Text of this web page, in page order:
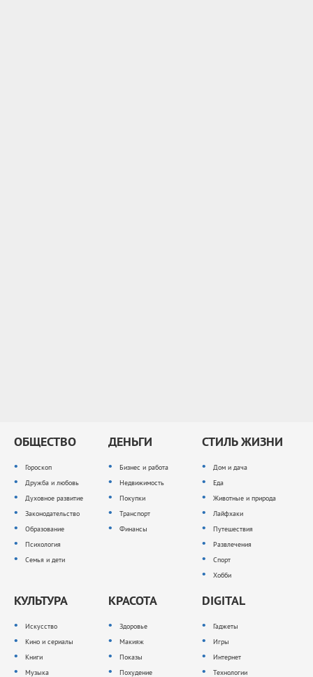
ОБЩЕСТВО
Гороскоп
Дружба и любовь
Духовное развитие
Законодательство
Образование
Психология
Семья и дети
ДЕНЬГИ
Бизнес и работа
Недвижимость
Покупки
Транспорт
Финансы
СТИЛЬ ЖИЗНИ
Дом и дача
Еда
Животные и природа
Лайфхаки
Путешествия
Развлечения
Спорт
Хобби
КУЛЬТУРА
Искусство
Кино и сериалы
Книги
Музыка
КРАСОТА
Здоровье
Макияж
Показы
Похудение
DIGITAL
Гаджеты
Игры
Интернет
Технологии